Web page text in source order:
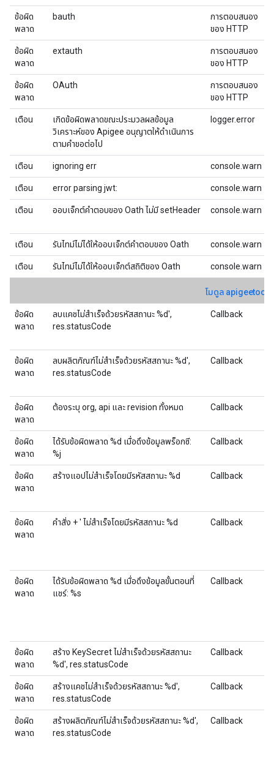
ข้อผิด
พลาด
bauth
การตอบสนอง
ของ HTTP
ข้อผิด
พลาด
extauth
การตอบสนอง
ของ HTTP
ข้อผิด
พลาด
OAuth
การตอบสนอง
ของ HTTP
เตือน
เกิดข้อผิดพลาดขณะประมวลผลข้อมูล
วิเคราะห์ของ Apigee อนุญาตให้ดำเนินการ
ตามคำขอต่อไป
logger.error
เตือน ignoring err console.warn
เตือน error parsing jwt: console.warn
เตือน ออบเจ็กต์คำตอบของ Oath ไม่มี setHeader console.warn
เตือน รันไทม์ไม่ได้ให้ออบเจ็กต์คำตอบของ Oath console.warn
เตือน รันไทม์ไม่ได้ให้ออบเจ็กต์สถิติของ Oath console.warn
โมดูล
ข้อผิด
พลาด
ลบแคชไม่สําเร็จด้วยรหัสสถานะ %d',
res.statusCode
Callback
ข้อผิด
พลาด
ลบผลิตภัณฑ์ไม่สำเร็จด้วยรหัสสถานะ %d',
res.statusCode
Callback
ข้อผิด
พลาด
ต้องระบุ org, api และ revision ทั้งหมด Callback
ข้อผิด
พลาด
ได้รับข้อผิดพลาด %d เมื่อดึงข้อมูลพร็อกซี:
%j
Callback
ข้อผิด
พลาด
สร้างแอปไม่สำเร็จโดยมีรหัสสถานะ %d Callback
ข้อผิด
พลาด
คำสั่ง + ' ไม่สำเร็จโดยมีรหัสสถานะ %d Callback
ข้อผิด
พลาด
ได้รับข้อผิดพลาด %d เมื่อดึงข้อมูลขั้นตอนที่
แชร์: %s
Callback
ข้อผิด
พลาด
สร้าง KeySecret ไม่สําเร็จด้วยรหัสสถานะ
%d', res.statusCode
Callback
ข้อผิด
พลาด
สร้างแคชไม่สําเร็จด้วยรหัสสถานะ %d',
res.statusCode
Callback
ข้อผิด
พลาด
สร้างผลิตภัณฑ์ไม่สำเร็จด้วยรหัสสถานะ %d',
res.statusCode
Callback